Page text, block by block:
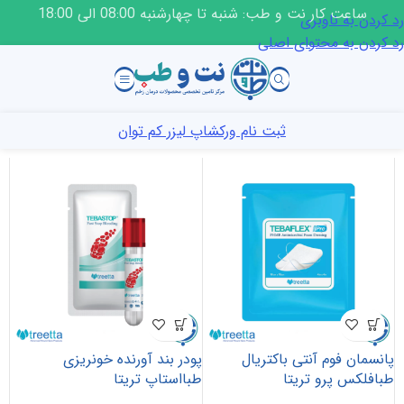
رد کردن به ناوبری
رد کردن به محتوای اصلی
ساعت کار نت و طب: شنبه تا چهارشنبه 08:00 الی 18:00
ثبت نام ورکشاپ لیزر کم توان
پانسمان فوم آنتی باکتریال
طبافلکس پرو تریتا
پودر بند آورنده خونریزی
طبااستاپ تریتا